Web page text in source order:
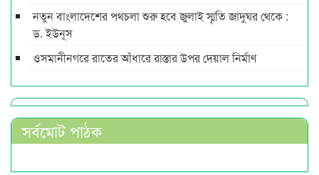
নতুন বাংলাদেশের পথচলা শুরু হবে জুলাই স্মৃতি জাদুঘর থেকে :
ড. ইউনূস
ওসমানীনগরে রাতের আঁধারে রাস্তার উপর দেয়াল নির্মাণ
সর্বমোট পাঠক